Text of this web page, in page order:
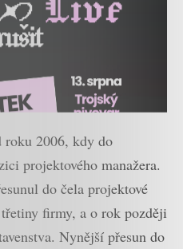
roku 2006, kdy do
projektového manažera.
do čela projektové
firmy, a o rok později
Nynější přesun do